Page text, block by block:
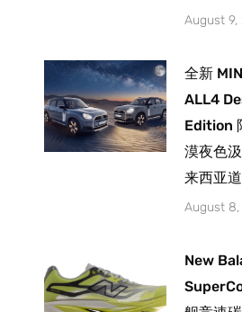
August 9,
全新
ALL4
Edition
漠夜色
来西亚道
August
New